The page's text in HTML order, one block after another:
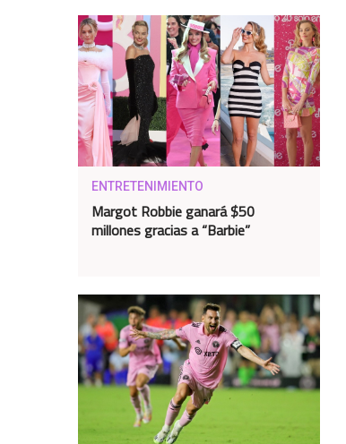
ENTRETENIMIENTO
Margot Robbie ganará $50
millones gracias a “Barbie”